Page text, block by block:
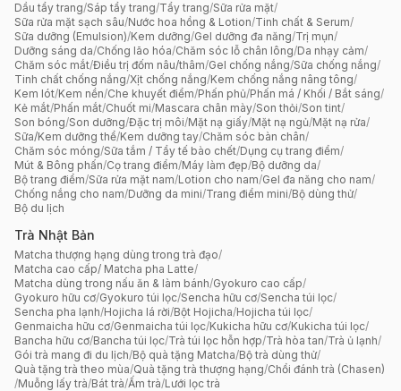
Dầu tẩy trang/Sáp tẩy trang/Tẩy trang/Sữa rửa mặt/
Sữa rửa mặt sạch sâu/Nước hoa hồng & Lotion/Tinh chất & Serum/
Sữa dưỡng (Emulsion)/Kem dưỡng/Gel dưỡng đa năng/Trị mụn/
Dưỡng sáng da/Chống lão hóa/Chăm sóc lỗ chân lông/Da nhạy cảm/
Chăm sóc mắt/Điều trị đốm nâu/thâm/Gel chống nắng/Sữa chống nắng/
Tinh chất chống nắng/Xịt chống nắng/Kem chống nắng nâng tông/
Kem lót/Kem nền/Che khuyết điểm/Phấn phủ/Phấn má / Khối / Bắt sáng/
Kẻ mắt/Phấn mắt/Chuốt mi/Mascara chân mày/Son thỏi/Son tint/
Son bóng/Son dưỡng/Đặc trị môi/Mặt nạ giấy/Mặt nạ ngủ/Mặt nạ rửa/
Sữa/Kem dưỡng thể/Kem dưỡng tay/Chăm sóc bàn chân/
Chăm sóc móng/Sữa tắm / Tẩy tế bào chết/Dụng cụ trang điểm/
Mút & Bông phấn/Cọ trang điểm/Máy làm đẹp/Bộ dưỡng da/
Bộ trang điểm/Sữa rửa mặt nam/Lotion cho nam/Gel đa năng cho nam/
Chống nắng cho nam/Dưỡng da mini/Trang điểm mini/Bộ dùng thử/
Bộ du lịch
Trà Nhật Bản
Matcha thượng hạng dùng trong trà đạo/
Matcha cao cấp/ Matcha pha Latte/
Matcha dùng trong nấu ăn & làm bánh/Gyokuro cao cấp/
Gyokuro hữu cơ/Gyokuro túi lọc/Sencha hữu cơ/Sencha túi lọc/
Sencha pha lạnh/Hojicha lá rời/Bột Hojicha/Hojicha túi lọc/
Genmaicha hữu cơ/Genmaicha túi lọc/Kukicha hữu cơ/Kukicha túi lọc/
Bancha hữu cơ/Bancha túi lọc/Trà túi lọc hỗn hợp/Trà hòa tan/Trà ủ lạnh/
Gói trà mang đi du lịch/Bộ quà tặng Matcha/Bộ trà dùng thử/
Quà tặng trà theo mùa/Quà tặng trà thượng hạng/Chổi đánh trà (Chasen)
/Muỗng lấy trà/Bát trà/Ấm trà/Lưới lọc trà